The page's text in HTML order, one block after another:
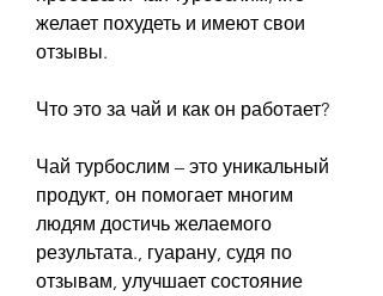
желает похудеть и имеют свои
отзывы.
Что это за чай и как он работает?
Чай турбослим – это уникальный
продукт, он помогает многим
людям достичь желаемого
результата., гуарану, судя по
отзывам, улучшает состояние